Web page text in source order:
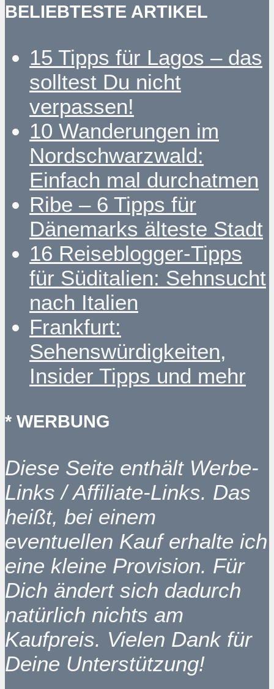
BELIEBTESTE ARTIKEL
15 Tipps für Lagos – das
solltest Du nicht
verpassen!
10 Wanderungen im
Nordschwarzwald:
Einfach mal durchatmen
Ribe – 6 Tipps für
Dänemarks älteste Stadt
16 Reiseblogger-Tipps
für Süditalien: Sehnsucht
nach Italien
Frankfurt:
Sehenswürdigkeiten,
Insider Tipps und mehr
* WERBUNG
Diese Seite enthält Werbe-
Links / Affiliate-Links. Das
heißt, bei einem
eventuellen Kauf erhalte ich
eine kleine Provision. Für
Dich ändert sich dadurch
natürlich nichts am
Kaufpreis. Vielen Dank für
Deine Unterstützung!